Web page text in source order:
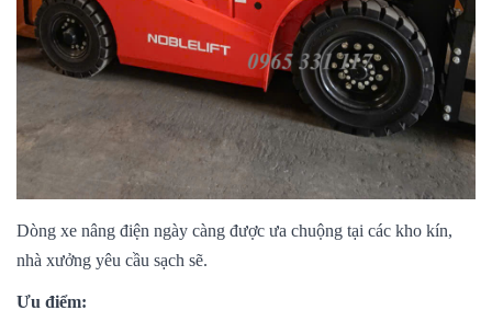
Dòng xe nâng điện ngày càng được ưa chuộng tại các kho kín,
nhà xưởng yêu cầu sạch sẽ.
Ưu điểm: